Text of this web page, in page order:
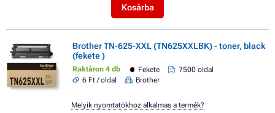
Kosárba
Brother TN-625-XXL (TN625XXLBK) - toner, black
(fekete )
Raktáron 4 db Fekete
7500 oldal
6 Ft / oldal
Brother
Melyik nyomtatókhoz alkalmas a termék?